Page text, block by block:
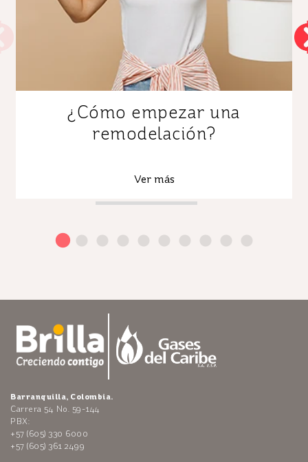
¿Cómo empezar una
remodelación?
Ver más
Barranquilla, Colombia.
Carrera 54 No. 59-144
PBX:
+57 (605) 330 6000
+57 (605) 361 2499